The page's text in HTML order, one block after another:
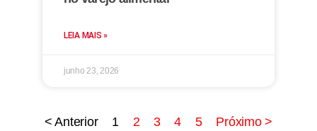
LEIA MAIS »
junho 23, 2026
< Anterior 1 2 3 4 5 Próximo >